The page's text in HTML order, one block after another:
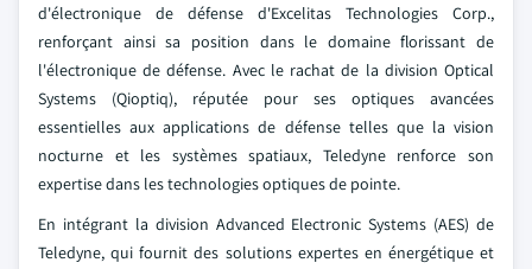
d'électronique de défense d'Excelitas Technologies Corp.,
renforçant ainsi sa position dans le domaine florissant de
l'électronique de défense. Avec le rachat de la division Optical
Systems (Qioptiq), réputée pour ses optiques avancées
essentielles aux applications de défense telles que la vision
nocturne et les systèmes spatiaux, Teledyne renforce son
expertise dans les technologies optiques de pointe.
En intégrant la division Advanced Electronic Systems (AES) de
Teledyne, qui fournit des solutions expertes en énergétique et